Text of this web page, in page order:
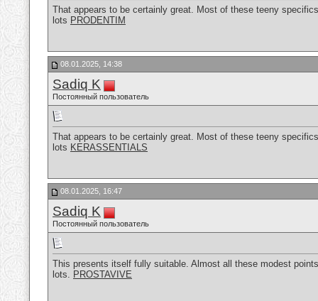
That appears to be certainly great. Most of these teeny
lots PRODENTIM
08.01.2025, 14:38
Sadiq K
Постоянный пользователь
That appears to be certainly great. Most of these teeny
lots KERASSENTIALS
08.01.2025, 16:47
Sadiq K
Постоянный пользователь
This presents itself fully suitable. Almost all these modest
lots. PROSTAVIVE